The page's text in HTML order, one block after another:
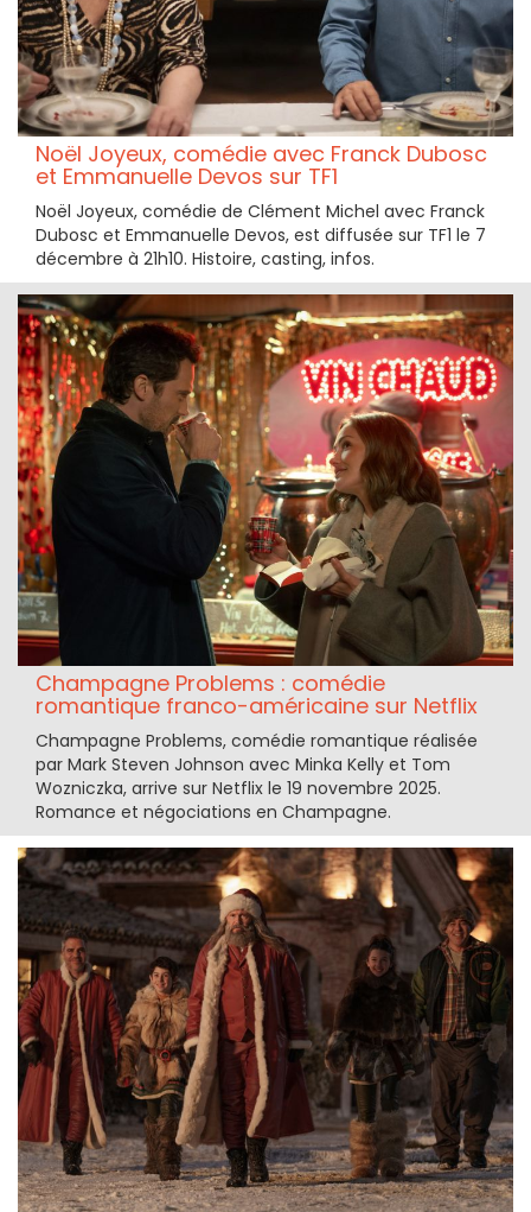
Noël Joyeux, comédie avec Franck Dubosc
et Emmanuelle Devos sur TF1
Noël Joyeux, comédie de Clément Michel avec Franck
Dubosc et Emmanuelle Devos, est diffusée sur TF1 le 7
décembre à 21h10. Histoire, casting, infos.
Champagne Problems : comédie
romantique franco-américaine sur Netflix
Champagne Problems, comédie romantique réalisée
par Mark Steven Johnson avec Minka Kelly et Tom
Wozniczka, arrive sur Netflix le 19 novembre 2025.
Romance et négociations en Champagne.